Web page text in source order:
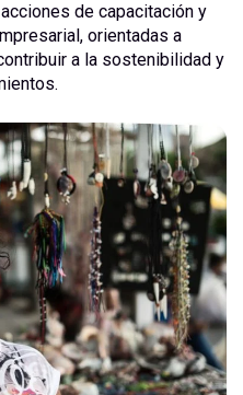
de capacitación y
orientadas a
a la sostenibilidad y